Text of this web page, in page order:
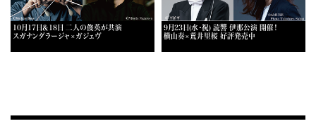
10月17日＆18日 二人の俊英が共演
スガナンダラージャ×ガジェヴ
9月23日(水・祝) 読響 伊那公演 開催！
横山奏×荒井里桜 好評発売中